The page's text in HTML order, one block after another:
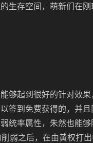
生存空间，萌新们在
够起到很好的针对效果
签到免费获得的，并且
统率属性，朱然也能
弱之后，在由黄权打